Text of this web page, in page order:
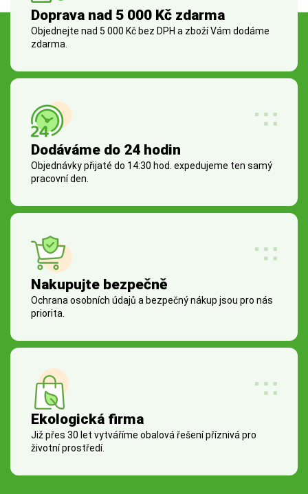
Doprava nad 5 000 Kč zdarma
Objednejte nad 5 000 Kč bez DPH a zboží Vám dodáme
zdarma.
Dodáváme do 24 hodin
Objednávky přijaté do 14:30 hod. expedujeme ten samý
pracovní den.
Nakupujte bezpečně
Ochrana osobních údajů a bezpečný nákup jsou pro nás
priorita.
Ekologická firma
Již přes 30 let vytváříme obalová řešení příznivá pro
životní prostředí.